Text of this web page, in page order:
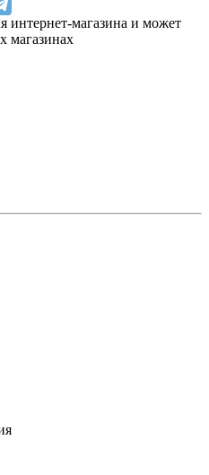
интернет-магазина и может
магазинах